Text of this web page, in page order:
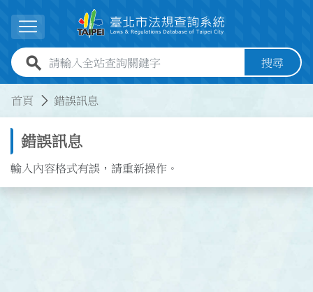
展開選單
全站查詢關鍵字欄位 搜尋
首頁 錯誤訊息
錯誤訊息
輸入內容格式有誤，請重新操作。